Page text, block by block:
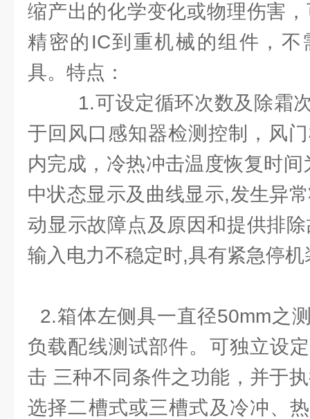
缩产出的化学变化或物理伤害
精密的IC到重机械的组件，不
具。特点：
1.可设定循环次数及除霜
于回风口感知器检测控制，风
内完成，冷热冲击温度恢复时
中状态显示及曲线显示,发生异
动显示故障点及原因和提供排
输入电力不稳定时,具有紧急停机
2.箱体左侧具一直径50mm之
负载配线测试部件。可独立设
击 三种不同条件之功能，并于
选择二槽式或三槽式及冷冲、